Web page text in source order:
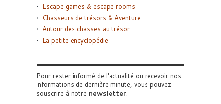
Escape games & escape rooms
Chasseurs de trésors & Aventure
Autour des chasses au trésor
La petite encyclopédie
Pour rester informé de l'actualité ou recevoir nos
informations de dernière minute, vous pouvez
souscrire à notre newsletter.